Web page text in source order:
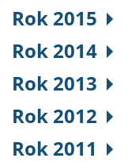
Rok 2015
Rok 2014
Rok 2013
Rok 2012
Rok 2011